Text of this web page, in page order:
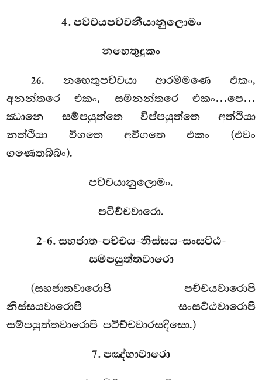
4. පච්චයපච්චනීයානුලොමං
නහෙතුදුකං
26. නහෙතුපච්චයාආරම්මණෙ එකං,
අනන්තරෙ එකං, සමනන්තරෙ එකං…පෙ…
ඣානෙ සම්පයුත්තෙ විප්පයුත්තෙ අත්ථියා
නත්ථියා විගතෙ අවිගතෙ එකං (එවං
ගණෙතබ්බං).
පච්චයානුලොමං.
පටිච්චවාරො.
2-6. සහජාත-පච්චය-නිස්සය-සංසට්ඨ-
සම්පයුත්තවාරො
(සහජාතවාරොපි පච්චයවාරොපි
නිස්සයවාරොපි සංසට්ඨවාරොපි
සම්පයුත්තවාරොපි පටිච්චවාරසදිසො.)
7. පඤ්හාවාරො